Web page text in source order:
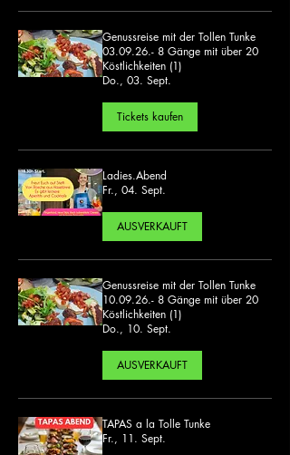
Genussreise mit der Tollen Tunke
03.09.26.- 8 Gänge mit über 20
Köstlichkeiten (1)
Do., 03. Sept.
Tickets kaufen
Ladies.Abend
Fr., 04. Sept.
AUSVERKAUFT
Genussreise mit der Tollen Tunke
10.09.26.- 8 Gänge mit über 20
Köstlichkeiten (1)
Do., 10. Sept.
AUSVERKAUFT
TAPAS a la Tolle Tunke
Fr., 11. Sept.